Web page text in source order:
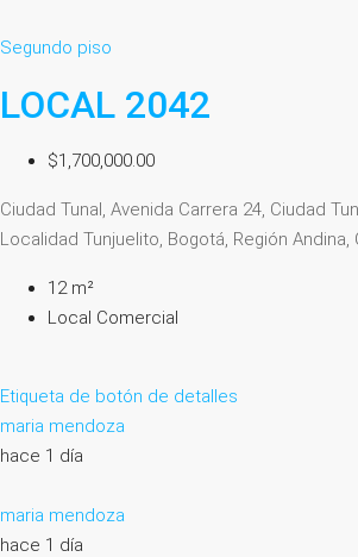
Segundo piso
LOCAL 2042
$1,700,000.00
Ciudad Tunal, Avenida Carrera 24, Ciudad
Localidad Tunjuelito, Bogotá, Región Andina,
12 m²
Local Comercial
Etiqueta de botón de detalles
maria mendoza
hace 1 día
maria mendoza
hace 1 día